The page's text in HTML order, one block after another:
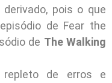
pois o que
de Fear the
de The Walking
repleto de erros e